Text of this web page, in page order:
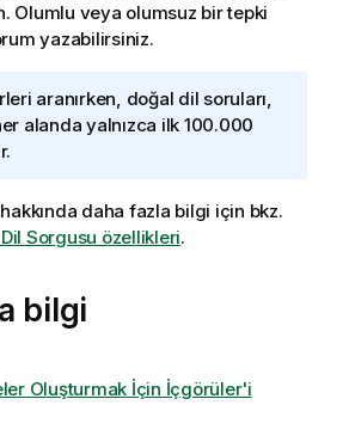
Olumlu veya olumsuz bir tepki
yazabilirsiniz.
aranırken, doğal dil soruları,
alanda yalnızca ilk 100.000
daha fazla bilgi için bkz.
Sorgusu özellikleri.
bilgi
Oluşturmak İçin İçgörüler'i